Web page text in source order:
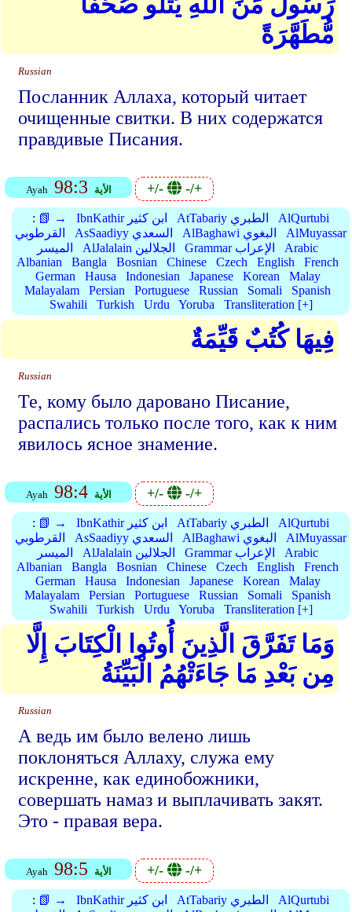
مُّطَهَّرَةً
Russian
Посланник Аллаха, который читает
очищенные свитки. В них содержатся
правдивые Писания.
Ayah 98:3 الأية +/- -/+
: 📗 → IbnKathir ابن كثير AtTabariy الطبري
AlQurtubi
القرطوبي
AsSaadiyy السعدي AlBaghawi البغوي
AlMuyassar
الميسر
AlJalalain الجلالين Grammar الإعراب
Arabic
Albanian
Bangla Bosnian Chinese Czech English
French
German
Hausa Indonesian Japanese Korean
Malay
Malayalam
Persian Portuguese Russian Somali
Spanish
Swahili
Turkish Urdu Yoruba Transliteration [+]
فِيهَا كُتُبٌ قَيِّمَةٌ
Russian
Те, кому было даровано Писание,
распались только после того, как к ним
явилось ясное знамение.
Ayah 98:4 الأية +/- -/+
: 📗 → IbnKathir ابن كثير AtTabariy الطبري
AlQurtubi
القرطوبي
AsSaadiyy السعدي AlBaghawi البغوي
AlMuyassar
الميسر
AlJalalain الجلالين Grammar الإعراب
Arabic
Albanian
Bangla Bosnian Chinese Czech English
French
German
Hausa Indonesian Japanese Korean
Malay
Malayalam
Persian Portuguese Russian Somali
Spanish
Swahili
Turkish Urdu Yoruba Transliteration [+]
وَمَا تَفَرَّقَ الَّذِينَ أُوتُوا الْكِتَابَ إِلَّا
مِن بَعْدِ مَا جَاءَتْهُمُ الْبَيِّنَةُ
Russian
А ведь им было велено лишь
поклоняться Аллаху, служа ему
искренне, как единобожники,
совершать намаз и выплачивать закят.
Это - правая вера.
Ayah 98:5 الأية +/- -/+
: 📗 → IbnKathir ابن كثير AtTabariy الطبري
AlQurtubi